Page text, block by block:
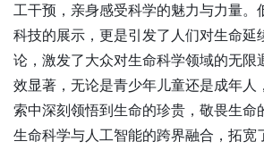
工干预，亲身感受科学的魅力与力量。
科技的展示，更是引发了人们对生命延
论，激发了大众对生命科学领域的无限
效显著，无论是青少年儿童还是成年人
索中深刻领悟到生命的珍贵，敬畏生命
生命科学与人工智能的跨界融合，拓宽